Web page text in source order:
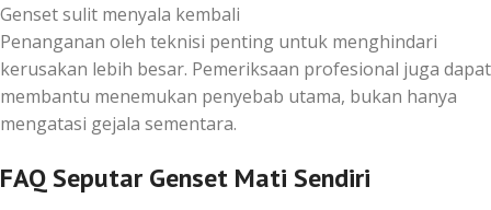
Genset sulit menyala kembali
Penanganan oleh teknisi penting untuk menghindari
kerusakan lebih besar. Pemeriksaan profesional juga dapat
membantu menemukan penyebab utama, bukan hanya
mengatasi gejala sementara.
FAQ Seputar Genset Mati Sendiri